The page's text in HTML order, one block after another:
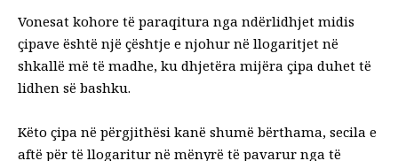
Vonesat kohore të paraqitura nga ndërlidhjet midis
çipave është një çështje e njohur në llogaritjet në
shkallë më të madhe, ku dhjetëra mijëra çipa duhet të
lidhen së bashku.
Këto çipa në përgjithësi kanë shumë bërthama, secila e
aftë për të llogaritur në mënyrë të pavarur nga të